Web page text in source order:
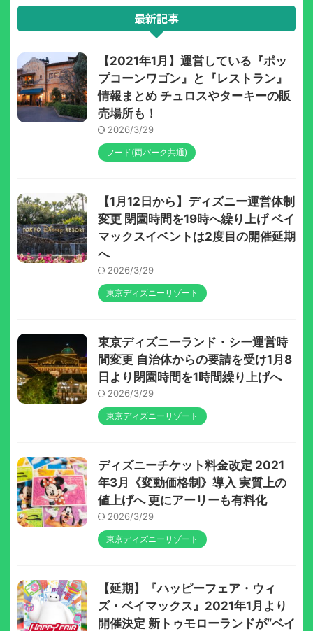
最新記事
【2021年1月】運営している『ポッ
プコーンワゴン』と『レストラン』
情報まとめ チュロスやターキーの販
売場所も！
2026/3/29
フード(両パーク共通)
【1月12日から】ディズニー運営体制
変更 閉園時間を19時へ繰り上げ ベイ
マックスイベントは2度目の開催延期
へ
2026/3/29
東京ディズニーリゾート
東京ディズニーランド・シー運営時
間変更 自治体からの要請を受け1月8
日より閉園時間を1時間繰り上げへ
2026/3/29
東京ディズニーリゾート
ディズニーチケット料金改定 2021
年3月《変動価格制》導入 実質上の
値上げへ 更にアーリーも有料化
2026/3/29
東京ディズニーリゾート
【延期】『ハッピーフェア・ウィ
ズ・ベイマックス』2021年1月より
開催決定 新トゥモローランドが“ベイ